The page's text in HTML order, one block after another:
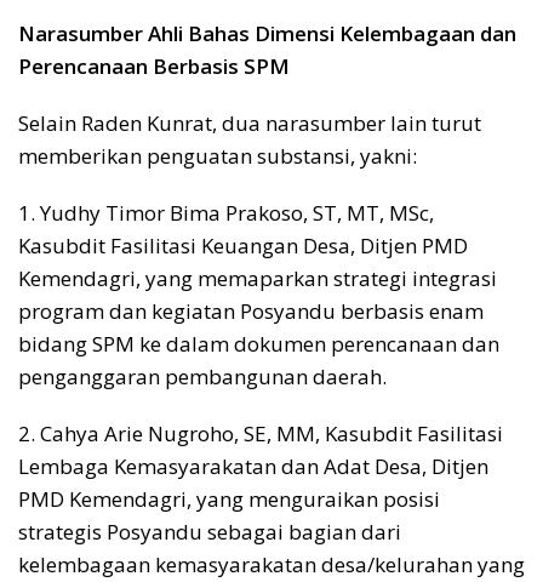
Narasumber Ahli Bahas Dimensi Kelembagaan dan
Perencanaan Berbasis SPM
Selain Raden Kunrat, dua narasumber lain turut
memberikan penguatan substansi, yakni:
1. Yudhy Timor Bima Prakoso, ST, MT, MSc,
Kasubdit Fasilitasi Keuangan Desa, Ditjen PMD
Kemendagri, yang memaparkan strategi integrasi
program dan kegiatan Posyandu berbasis enam
bidang SPM ke dalam dokumen perencanaan dan
penganggaran pembangunan daerah.
2. Cahya Arie Nugroho, SE, MM, Kasubdit Fasilitasi
Lembaga Kemasyarakatan dan Adat Desa, Ditjen
PMD Kemendagri, yang menguraikan posisi
strategis Posyandu sebagai bagian dari
kelembagaan kemasyarakatan desa/kelurahan yang